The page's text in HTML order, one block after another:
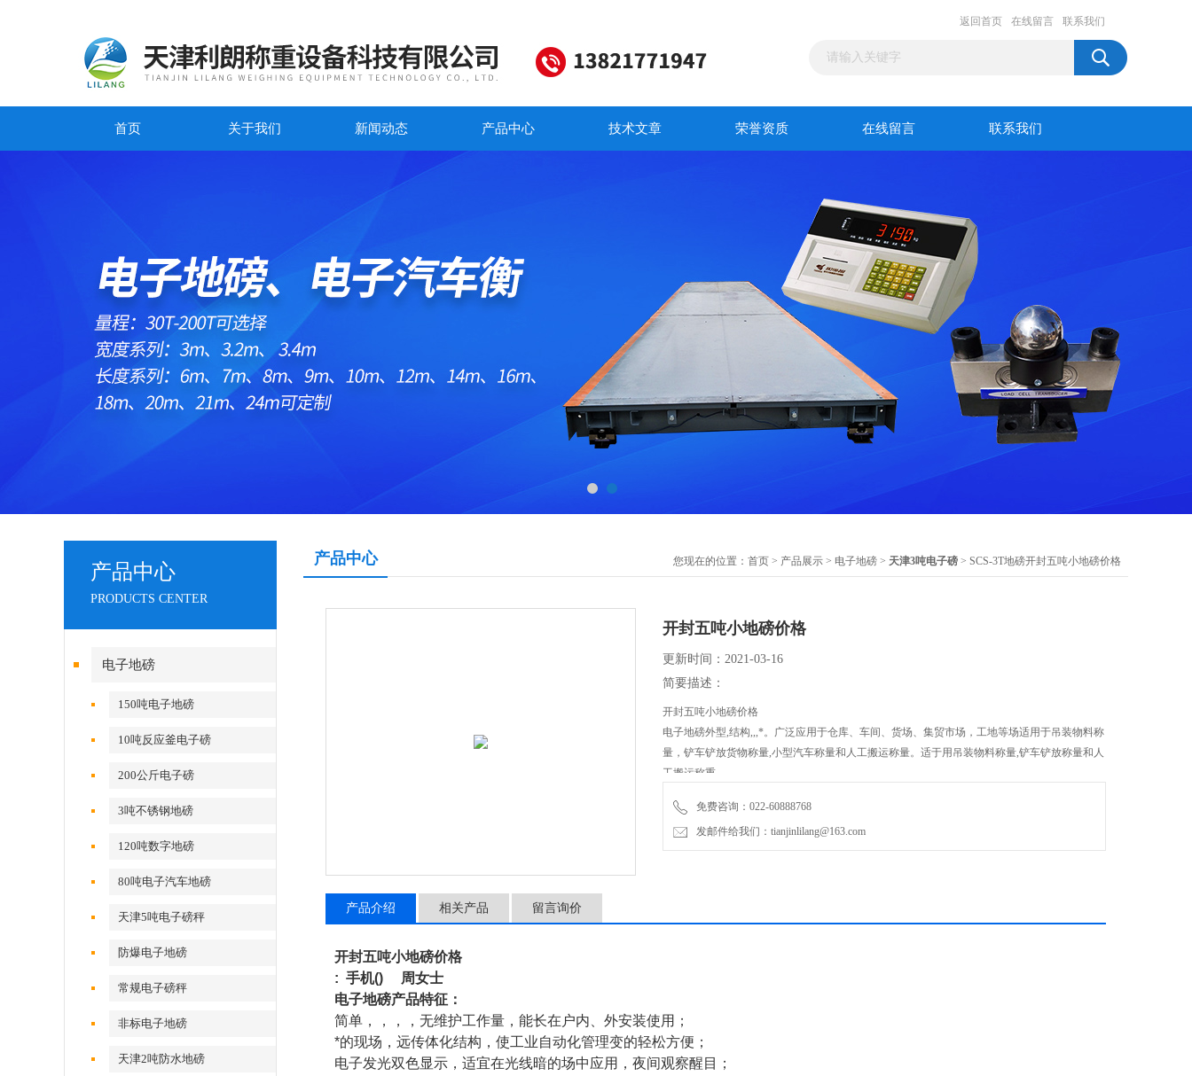
返回首页 在线留言 联系我们
首页 关于我们 新闻动态 产品中心 技术文章 荣誉资质 在线留言 联系我们
产品中心
PRODUCTS CENTER
电子地磅
150吨电子地磅
10吨反应釜电子磅
200公斤电子磅
3吨不锈钢地磅
120吨数字地磅
80吨电子汽车地磅
天津5吨电子磅秤
防爆电子地磅
常规电子磅秤
非标电子地磅
天津2吨防水地磅
产品中心 您现在的位置： 首页 > 产品展示 > 电子地磅 > 天津3吨电子磅 > SCS-3T地磅开封五吨小地磅价格
开封五吨小地磅价格
更新时间：2021-03-16
简要描述：
开封五吨小地磅价格
电子地磅外型,结构,,,*。广泛应用于仓库、车间、货场、集贸市场，工地等场适用于吊装物料称
量，铲车铲放货物称量,小型汽车称量和人工搬运称量。适于用吊装物料称量,铲车铲放称量和人
工搬运称重
免费咨询：022-60888768
发邮件给我们：tianjinlilang@163.com
产品介绍 相关产品 留言询价
开封五吨小地磅价格
: 手机() 周女士
电子地磅产品特征：
简单，，，，无维护工作量，能长在户内、外安装使用；
*的现场，远传体化结构，使工业自动化管理变的轻松方便；
电子发光双色显示，适宜在光线暗的场中应用，夜间观察醒目；